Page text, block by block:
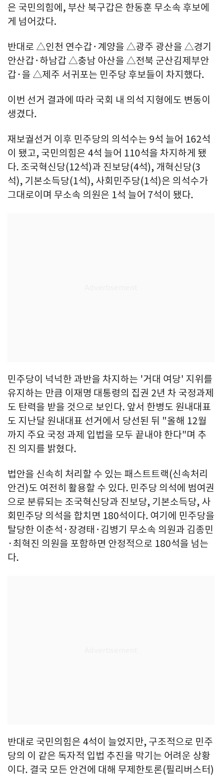
은 국민의힘에, 부산 북구갑은 한동훈 무소속 후보에
게 넘어갔다.
반대로 △인천 연수갑·계양을 △광주 광산을 △경기
안산갑·하남갑 △충남 아산을 △전북 군산김제부안
갑·을 △제주 서귀포는 민주당 후보들이 차지했다.
이번 선거 결과에 따라 국회 내 의석 지형에도 변동이
생겼다.
재보궐선거 이후 민주당의 의석수는 9석 늘어 162석
이 됐고, 국민의힘은 4석 늘어 110석을 차지하게 됐
다. 조국혁신당(12석)과 진보당(4석), 개혁신당(3
석), 기본소득당(1석), 사회민주당(1석)은 의석수가
그대로이며 무소속 의원은 1석 늘어 7석이 됐다.
민주당이 넉넉한 과반을 차지하는 '거대 여당' 지위를
유지하는 만큼 이재명 대통령의 집권 2년 차 국정과제
도 탄력을 받을 것으로 보인다. 앞서 한병도 원내대표
도 지난달 원내대표 선거에서 당선된 뒤 "올해 12월
까지 주요 국정 과제 입법을 모두 끝내야 한다"며 추
진 의지를 밝혔다.
법안을 신속히 처리할 수 있는 패스트트랙(신속처리
안건)도 여전히 활용할 수 있다. 민주당 의석에 범여권
으로 분류되는 조국혁신당과 진보당, 기본소득당, 사
회민주당 의석을 합치면 180석이다. 여기에 민주당을
탈당한 이춘석·장경태·김병기 무소속 의원과 김종민
·최혁진 의원을 포함하면 안정적으로 180석을 넘는
다.
반대로 국민의힘은 4석이 늘었지만, 구조적으로 민주
당의 이 같은 독자적 입법 추진을 막기는 어려운 상황
이다. 결국 모든 안건에 대해 무제한토론(필리버스터)